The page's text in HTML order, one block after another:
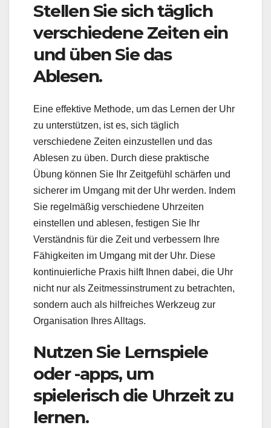
Stellen Sie sich täglich
verschiedene Zeiten ein
und üben Sie das
Ablesen.
Eine effektive Methode, um das Lernen der Uhr
zu unterstützen, ist es, sich täglich
verschiedene Zeiten einzustellen und das
Ablesen zu üben. Durch diese praktische
Übung können Sie Ihr Zeitgefühl schärfen und
sicherer im Umgang mit der Uhr werden. Indem
Sie regelmäßig verschiedene Uhrzeiten
einstellen und ablesen, festigen Sie Ihr
Verständnis für die Zeit und verbessern Ihre
Fähigkeiten im Umgang mit der Uhr. Diese
kontinuierliche Praxis hilft Ihnen dabei, die Uhr
nicht nur als Zeitmessinstrument zu betrachten,
sondern auch als hilfreiches Werkzeug zur
Organisation Ihres Alltags.
Nutzen Sie Lernspiele
oder -apps, um
spielerisch die Uhrzeit zu
lernen.